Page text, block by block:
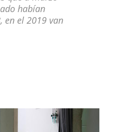
habían
en el 2019 van